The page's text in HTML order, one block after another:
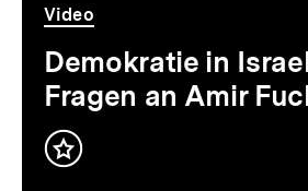
Video
Dauer
12
Min.
Video
Demokratie in
Fragen an Amir
Inhalt